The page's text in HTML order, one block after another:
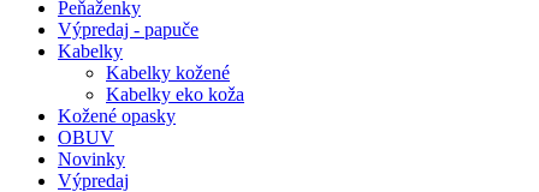
Peňaženky
Výpredaj - papuče
Kabelky
Kabelky kožené
Kabelky eko koža
Kožené opasky
OBUV
Novinky
Výpredaj